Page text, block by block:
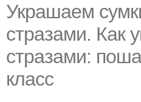
Украшаем
стразами. Как
стразами:
класс